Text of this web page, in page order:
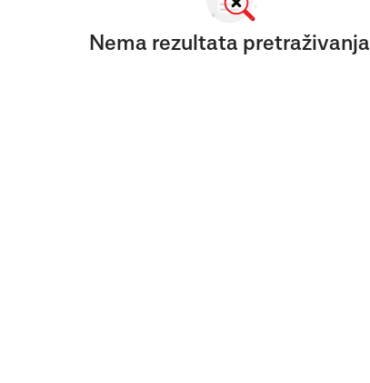
Nema rezultata pretraživanja